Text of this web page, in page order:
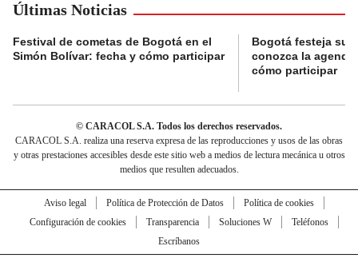
Últimas Noticias
Festival de cometas de Bogotá en el
Simón Bolívar: fecha y cómo participar
Bogotá festeja su
conozca la
cómo participar
© CARACOL S.A. Todos los derechos reservados.
CARACOL S.A. realiza una reserva expresa de las reproducciones y usos de las obras
y otras prestaciones accesibles desde este sitio web a medios de lectura mecánica u otros
medios que resulten adecuados.
Aviso legal Política de Protección de Datos
Política de cookies
Configuración de cookies
Transparencia Soluciones W
Teléfonos
Escríbanos